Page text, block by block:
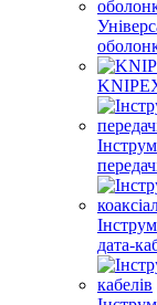
дата-